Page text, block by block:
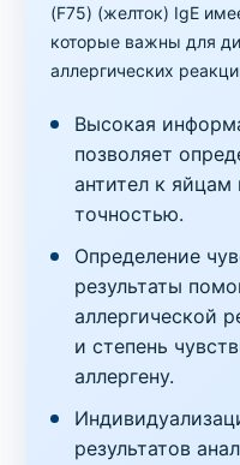
(F75) (желток) IgE
которые важны для
аллергических
Высокая
позволяет
антител к
точностью.
Определение
результаты
аллергической
и степень
аллергену.
результатов